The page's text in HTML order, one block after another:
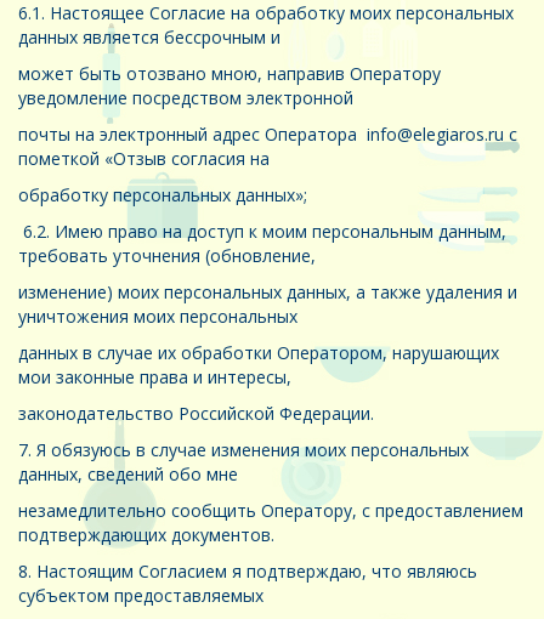
6.1. Настоящее Согласие на обработку моих персональных
данных является бессрочным и
может быть отозвано мною, направив Оператору
уведомление посредством электронной
почты на электронный адрес Оператора info@elegiaros.ru с
пометкой «Отзыв согласия на
обработку персональных данных»;
6.2. Имею право на доступ к моим персональным данным,
требовать уточнения (обновление,
изменение) моих персональных данных, а также удаления и
уничтожения моих персональных
данных в случае их обработки Оператором, нарушающих
мои законные права и интересы,
законодательство Российской Федерации.
7. Я обязуюсь в случае изменения моих персональных
данных, сведений обо мне
незамедлительно сообщить Оператору, с предоставлением
подтверждающих документов.
8. Настоящим Согласием я подтверждаю, что являюсь
субъектом предоставляемых